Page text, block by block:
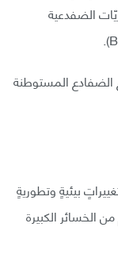
الضفدعية
المستوطنة
بيئيةٍ وتطوريةٍ
الخسائر الكبيرة